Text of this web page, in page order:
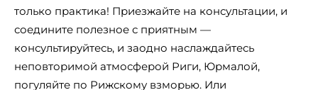
только практика! Приезжайте на консультации, и
соедините полезное с приятным —
консультируйтесь, и заодно наслаждайтесь
неповторимой атмосферой Риги, Юрмалой,
погуляйте по Рижскому взморью. Или